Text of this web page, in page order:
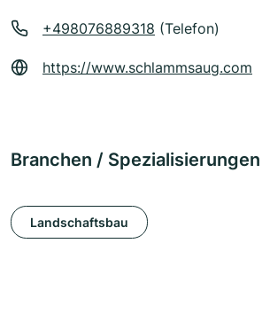
+498076889318 (Telefon)
https://www.schlammsaug.com
Branchen / Spezialisierungen
Landschaftsbau